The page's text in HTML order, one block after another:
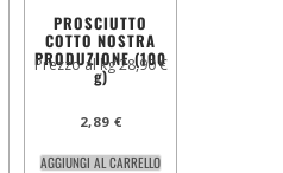
PROSCIUTTO
COTTO NOSTRA
PRODUZIONE (100
g)
Prezzo al kg 28,90 €
2,89 €
AGGIUNGI AL CARRELLO